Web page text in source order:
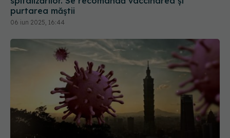
purtarea măștii
06 iun 2025, 16:44